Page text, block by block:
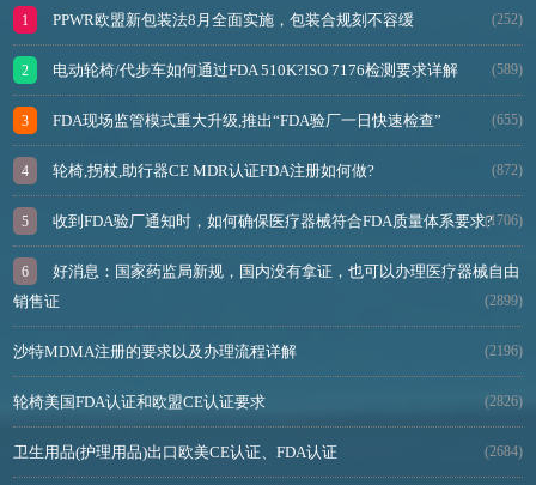
PPWR欧盟新包装法8月全面实施，包装合规刻不容缓 (252)
电动轮椅/代步车如何通过FDA 510K?ISO 7176检测要求详解 (589)
FDA现场监管模式重大升级,推出“FDA验厂一日快速检查” (655)
轮椅,拐杖,助行器CE MDR认证FDA注册如何做? (872)
收到FDA验厂通知时，如何确保医疗器械符合FDA质量体系要求?(1706)
好消息：国家药监局新规，国内没有拿证，也可以办理医疗器械自由
销售证
(2899)
沙特MDMA注册的要求以及办理流程详解 (2196)
轮椅美国FDA认证和欧盟CE认证要求 (2826)
卫生用品(护理用品)出口欧美CE认证、FDA认证 (2684)